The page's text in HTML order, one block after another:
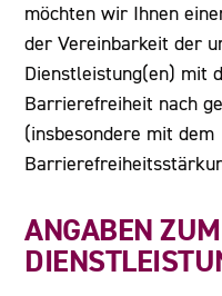
möchten wir Ihnen
der Vereinbarkeit der
Dienstleistung(en) mit
Barrierefreiheit nach
(insbesondere mit dem
ANGABEN ZUM